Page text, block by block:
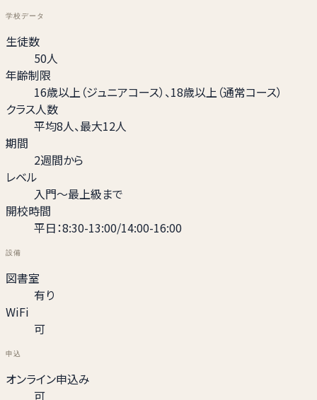
学校データ
生徒数
50人
年齢制限
16歳以上（ジュニアコース）、18歳以上（通常コース）
クラス人数
平均8人、最大12人
期間
2週間から
レベル
入門～最上級まで
開校時間
平日：8:30-13:00/14:00-16:00
設備
図書室
有り
WiFi
可
申込
オンライン申込み
可